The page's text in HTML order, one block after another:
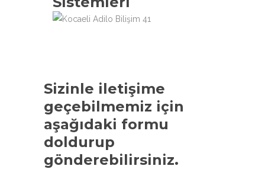
Sizinle iletişime
geçebilmemiz için
aşağıdaki formu
doldurup
gönderebilirsiniz.